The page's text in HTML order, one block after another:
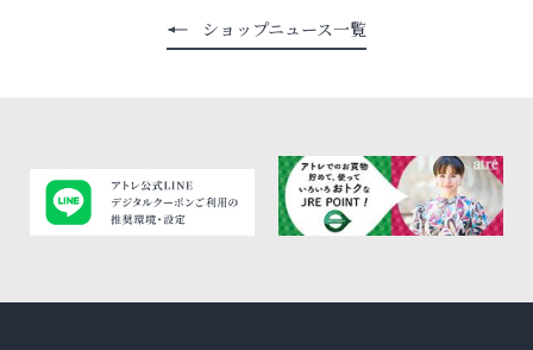
ショップニュース一覧